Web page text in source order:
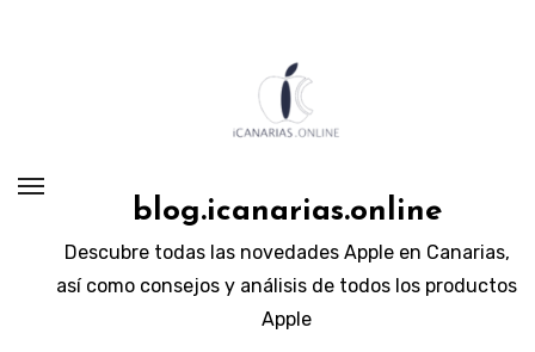
blog.icanarias.online
Descubre todas las novedades Apple en Canarias,
así como consejos y análisis de todos los productos
Apple